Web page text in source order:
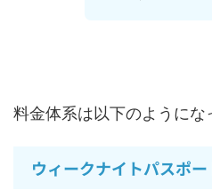
料金体系は以下のようにな
ウィークナイトパスポー